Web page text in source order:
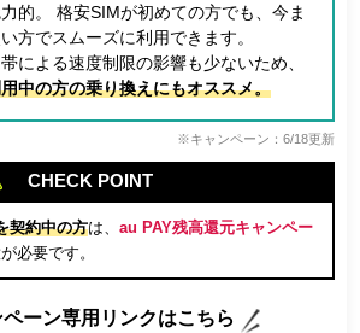
的。 格安SIMが初めての方でも、今ま
方でスムーズに利用できます。
による速度制限の影響も少ないため、
中の方の乗り換えにもオススメ。
※キャンペーン：6/18更新
CHECK POINT
契約中の方は、au PAY残高還元キャンペー
必要です。
ーン専用リンクはこちら